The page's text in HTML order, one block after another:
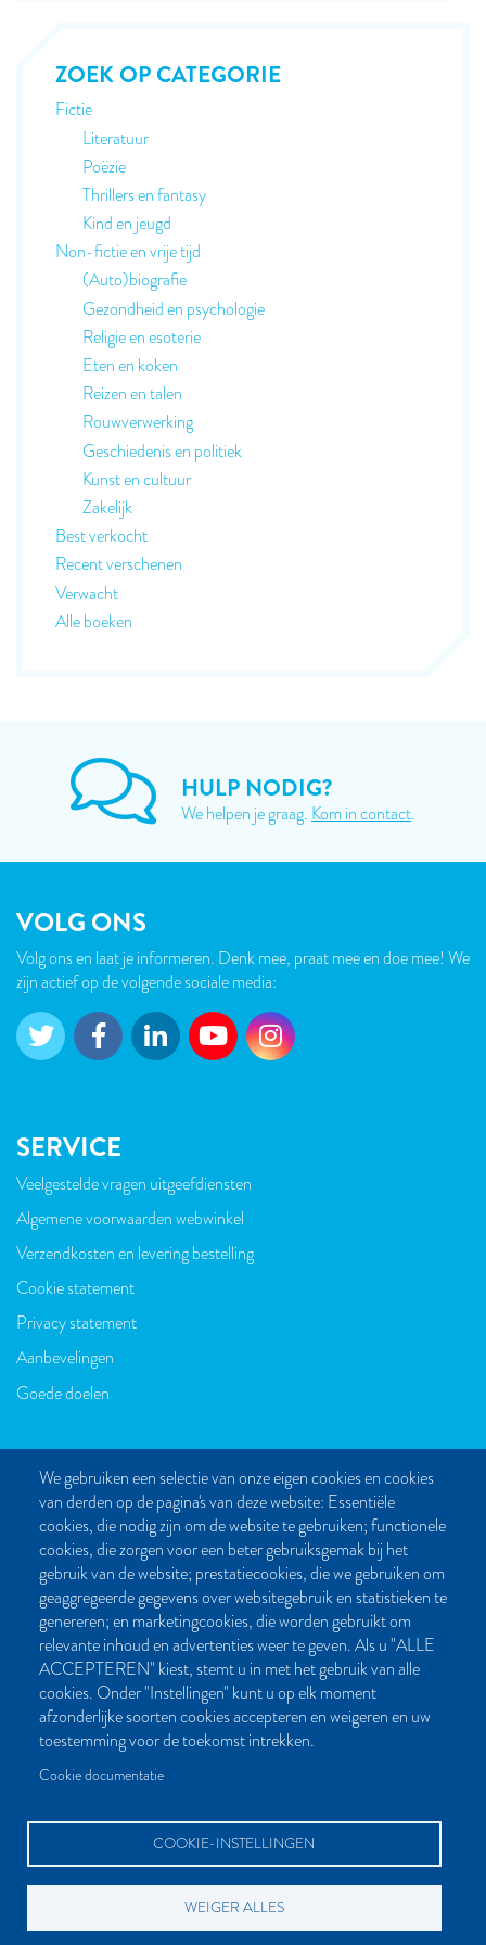
We gebruiken een selectie van onze eigen cookies en cookies
van derden op de pagina's van deze website: Essentiële
cookies, die nodig zijn om de website te gebruiken; functionele
cookies, die zorgen voor een beter gebruiksgemak bij het
gebruik van de website; prestatiecookies, die we gebruiken om
geaggregeerde gegevens over websitegebruik en statistieken te
genereren; en marketingcookies, die worden gebruikt om
relevante inhoud en advertenties weer te geven. Als u "ALLE
ACCEPTEREN" kiest, stemt u in met het gebruik van alle
cookies. Onder "Instellingen" kunt u op elk moment
afzonderlijke soorten cookies accepteren en weigeren en uw
toestemming voor de toekomst intrekken.
Cookie documentatie
COOKIE-INSTELLINGEN
WEIGER ALLES
ZOEK OP CATEGORIE
Fictie
Literatuur
Poëzie
Thrillers en fantasy
Kind en jeugd
Non-fictie en vrije tijd
(Auto)biografie
Gezondheid en psychologie
Religie en esoterie
Eten en koken
Reizen en talen
Rouwverwerking
Geschiedenis en politiek
Kunst en cultuur
Zakelijk
Best verkocht
Recent verschenen
Verwacht
Alle boeken
HULP NODIG?
We helpen je graag. Kom in contact.
VOLG ONS
Volg ons en laat je informeren. Denk mee, praat mee en doe mee! We
zijn actief op de volgende sociale media:
SERVICE
VOET
Veelgestelde vragen uitgeefdiensten
Algemene voorwaarden webwinkel
Verzendkosten en levering bestelling
Cookie statement
Privacy statement
Aanbevelingen
Goede doelen
CONTACT
Post- en bezoekadres:
Kattegat 32-8
9723 JP Groningen
Nederland
Bellen:
050 851 80 41
Bereikbaar van maandag t/m vrijdag tussen 9.00 en 17.00 uur
info[at]palmslag.nl(algemene vragen)
BETAALMOGELIJKHEDEN